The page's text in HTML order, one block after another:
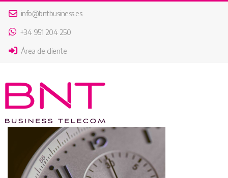
info@bntbusiness.es
+34 951 204 250
Área de cliente